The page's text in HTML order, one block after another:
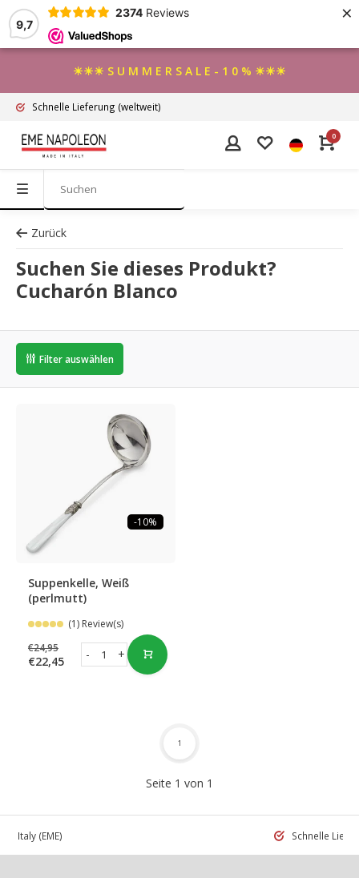
9,7
2374 Reviews ×
☀☀☀ S U M M E R S A L E - 1 0 % ☀☀☀
Schnelle Lieferung (weltweit)
0
Zurück
Suchen Sie dieses Produkt?
Cucharón Blanco
Filter auswählen
-10%
Suppenkelle, Weiß
(perlmutt)
(1) Review(s)
€24,95
€22,45 +
-
Seite 1 von 1
1
in Italy (EME) Schnelle